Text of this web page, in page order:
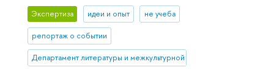
Экспертиза идеи и опыт не учеба
репортаж о событии
Департамент литературы и межкультурной коммуникации